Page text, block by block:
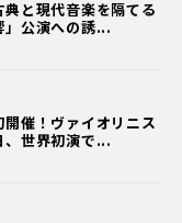
と現代音楽を隔てる
」公演への誘...
催！ヴァイオリニス
、世界初演で...